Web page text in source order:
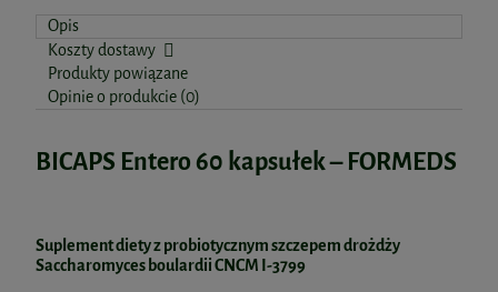
Opis
Koszty dostawy
Produkty powiązane
Opinie o produkcie (0)
BICAPS Entero 60 kapsułek – FORMEDS
Suplement diety z probiotycznym szczepem drożdży
Saccharomyces boulardii CNCM I-3799